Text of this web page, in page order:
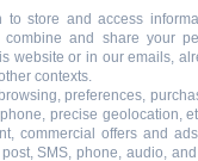
d'utilisation
to store and access
and share your
website or in our emails,
contexts.
preferences,
precise geolocation,
commercial offers and
SMS, phone, audio,